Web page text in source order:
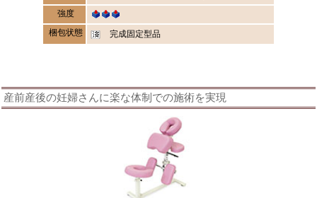
強度
梱包状態
完成固定型品
産前産後の妊婦さんに楽な体制での施術を実現